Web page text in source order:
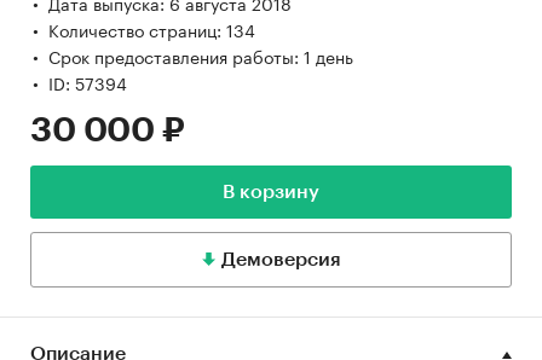
Количество страниц: 134
Срок предоставления работы: 1 день
ID: 57394
30 000 ₽
В корзину
Демоверсия
Описание